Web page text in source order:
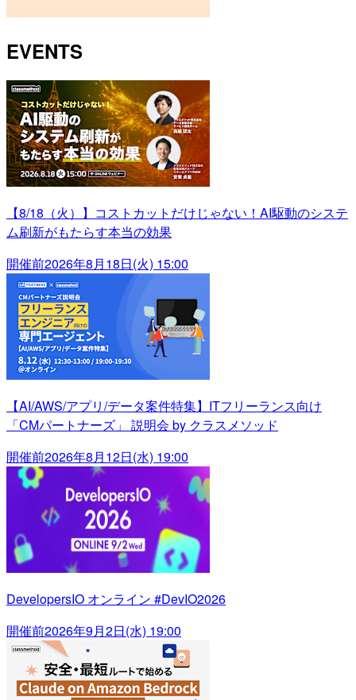
EVENTS
【8/18（火）】コストカットだけじゃない！AI駆動のシステ
ム刷新がもたらす本当の効果
開催前2026年8月18日(火) 15:00
【AI/AWS/アプリ/データ案件特集】ITフリーランス向け
「CMパートナーズ」 説明会 by クラスメソッド
開催前2026年8月12日(水) 19:00
DevelopersIO オンライン #DevIO2026
開催前2026年9月2日(水) 19:00